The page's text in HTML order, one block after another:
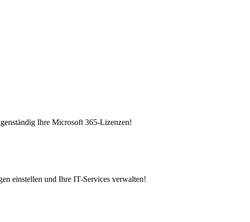
Ihre Microsoft 365-Lizenzen!
einstellen und Ihre IT-Services verwalten!